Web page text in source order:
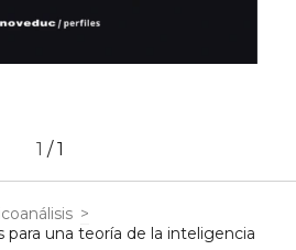
1 /1
>
para una teoría de la inteligencia